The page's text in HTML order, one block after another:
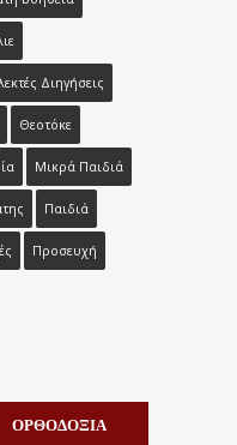
Διηγήσεις
Θεοτόκε
Μικρά Παιδιά
Παιδιά
Προσευχή
ΟΡΘΟΔΟΞΙΑ